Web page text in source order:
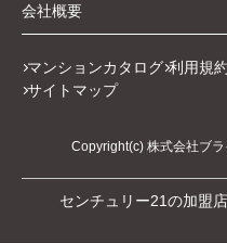
会社概要
マンションカタログ 利用規約
サイトマップ
Copyright(c) 株式会社ブ
センチュリー21の加盟